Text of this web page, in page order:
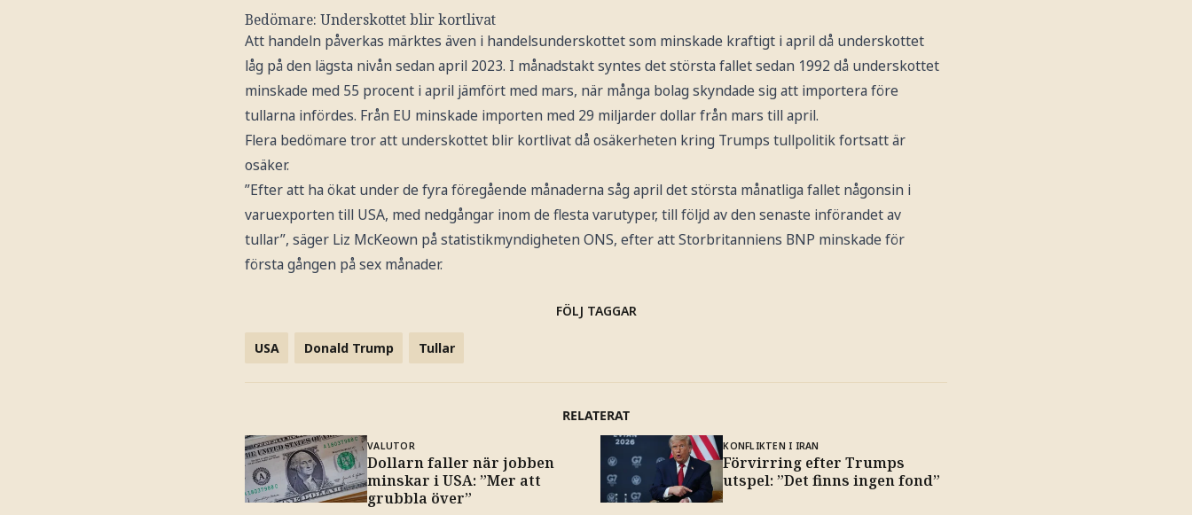
Bedömare: Underskottet blir kortlivat
Att handeln påverkas märktes även i handelsunderskottet som minskade kraftigt i april då underskottet
låg på den lägsta nivån sedan april 2023. I månadstakt syntes det största fallet sedan 1992 då underskottet
minskade med 55 procent i april jämfört med mars, när många bolag skyndade sig att importera före
tullarna infördes. Från EU minskade importen med 29 miljarder dollar från mars till april.
Flera bedömare tror att underskottet blir kortlivat då osäkerheten kring Trumps tullpolitik fortsatt är
osäker.
”Efter att ha ökat under de fyra föregående månaderna såg april det största månatliga fallet någonsin i
varuexporten till USA, med nedgångar inom de flesta varutyper, till följd av den senaste införandet av
tullar”, säger Liz McKeown på statistikmyndigheten ONS, efter att Storbritanniens BNP minskade för
första gången på sex månader.
FÖLJ TAGGAR
USA Donald Trump Tullar
RELATERAT
VALUTOR
Dollarn faller när jobben
minskar i USA: ”Mer att
grubbla över”
KONFLIKTEN I IRAN
Förvirring efter Trumps
utspel: ”Det finns ingen fond”